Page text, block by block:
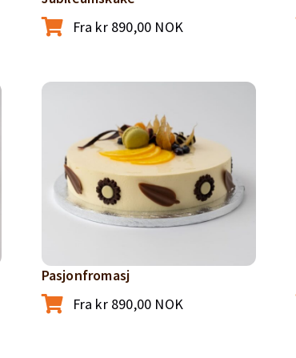
Fra kr890,00 NOK
Pasjonfromasj
Fra kr890,00 NOK